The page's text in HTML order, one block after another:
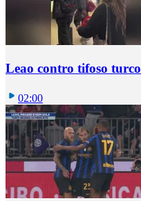
Leao contro tifoso turco
02:00